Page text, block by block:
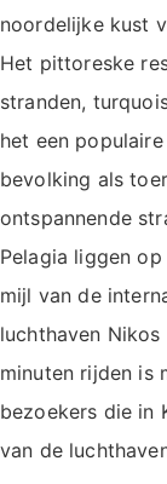
noordelijke kust
Het pittoreske
stranden,
het een
bevolking als
ontspannende
Pelagia liggen
mijl van de
luchthaven
minuten rijden is
bezoekers die in
van de